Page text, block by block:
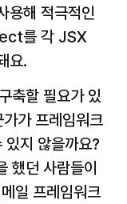
용해 적극적인
를 각 JSX
요.
축할 필요가 있
가 프레임워크
있지 않을까요?
했던 사람들이
일 프레임워크